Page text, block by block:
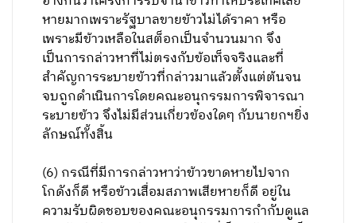
หายมากเพราะรัฐบาลขายข้าวไม่ได้ราคา หรือ
เพราะมีข้าวเหลือในสต็อกเป็นจำนวนมาก จึง
เป็นการกล่าวหาที่ไม่ตรงกับข้อเท็จจริงและที่
สำคัญการระบายข้าวที่กล่าวมาแล้วตั้งแต่ต้นจน
จบถูกดำเนินการโดยคณะอนุกรรมการพิจารณา
ระบายข้าว จึงไม่มีส่วนเกี่ยวข้องใดๆ กับนายกฯยิ่ง
ลักษณ์ทั้งสิ้น
(6) กรณีที่มีการกล่าวหาว่าข้าวขาดหายไปจาก
โกดังก็ดี หรือข้าวเสื่อมสภาพเสียหายก็ดี อยู่ใน
ความรับผิดชอบของคณะอนุกรรมการกำกับดูแล